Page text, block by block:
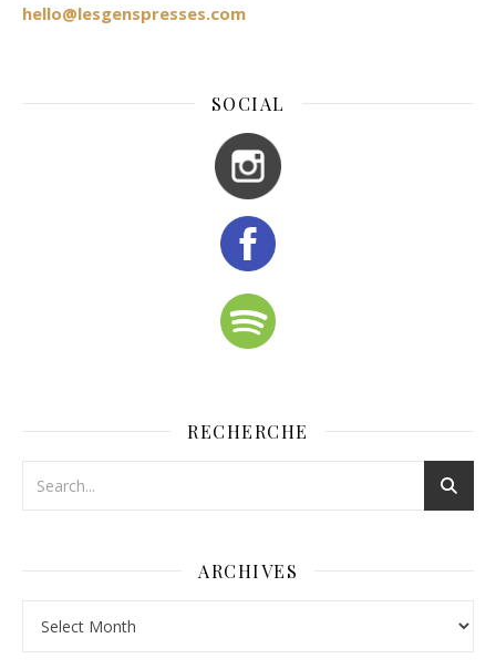
hello@lesgenspresses.com
SOCIAL
RECHERCHE
ARCHIVES